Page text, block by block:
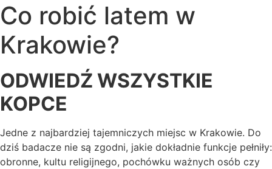
Co robić latem w
Krakowie?
ODWIEDŹ WSZYSTKIE
KOPCE
Jedne z najbardziej tajemniczych miejsc w Krakowie. Do
dziś badacze nie są zgodni, jakie dokładnie funkcje pełniły:
obronne, kultu religijnego, pochówku ważnych osób czy